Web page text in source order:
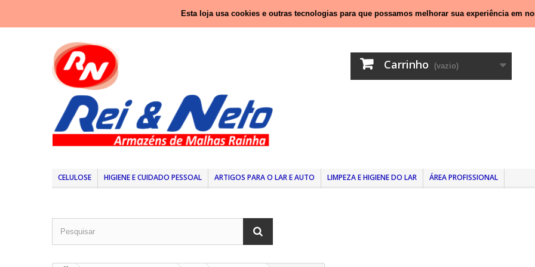
937 416 333 (Chamada para rede nacional móvel)
Carrinho (vazio)
CELULOSE HIGIENE E CUIDADO PESSOAL ARTIGOS PARA O LAR E AUTO LIMPEZA E HIGIENE DO LAR ÁREA PROFISSIONAL
Esta loja usa cookies e outras tecnologias para que possamos melhorar sua experiência em